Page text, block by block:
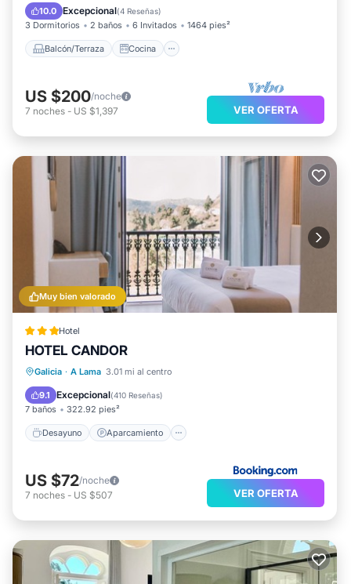
10.0 Excepcional(4 Reseñas)
3 Dormitorios 2 baños 6 Invitados 1464 pies²
Balcón/Terraza Cocina
Se admiten mascotas
US $200/noche
7 noches - US $1,397 VER OFERTA
Muy bien valorado
Hotel
HOTEL CANDOR
Galicia · A Lama 3.01 mi al centro
9.1 Excepcional(410 Reseñas)
7 baños 322.92 pies²
Desayuno Aparcamiento
Desayuno
Aparcamiento
Balcón/Terraza
US $72/noche
7 noches - US $507 VER OFERTA